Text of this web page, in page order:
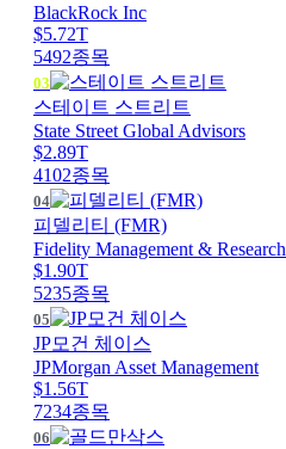
BlackRock Inc
$5.72T
5492종목
03
스테이트 스트리트
State Street Global Advisors
$2.89T
4102종목
04
피델리티 (FMR)
Fidelity Management & Research
$1.90T
5235종목
05
JP모건 체이스
JPMorgan Asset Management
$1.56T
7234종목
06